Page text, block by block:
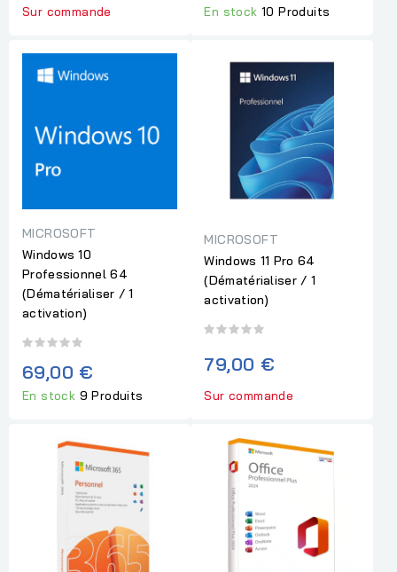
Sur commande En stock10 Produits
MICROSOFT
Windows 10
Professionnel 64
(Dématérialiser / 1
activation)
69,00 €
En stock 9 Produits
MICROSOFT
Windows 11 Pro 64
(Dématérialiser / 1
activation)
79,00 €
Sur commande